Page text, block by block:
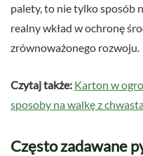
palety, to nie tylko sposób
realny wkład w ochronę
zrównoważonego rozwoju.
Czytaj także: Karton w
sposoby na walkę z
Często zadawane